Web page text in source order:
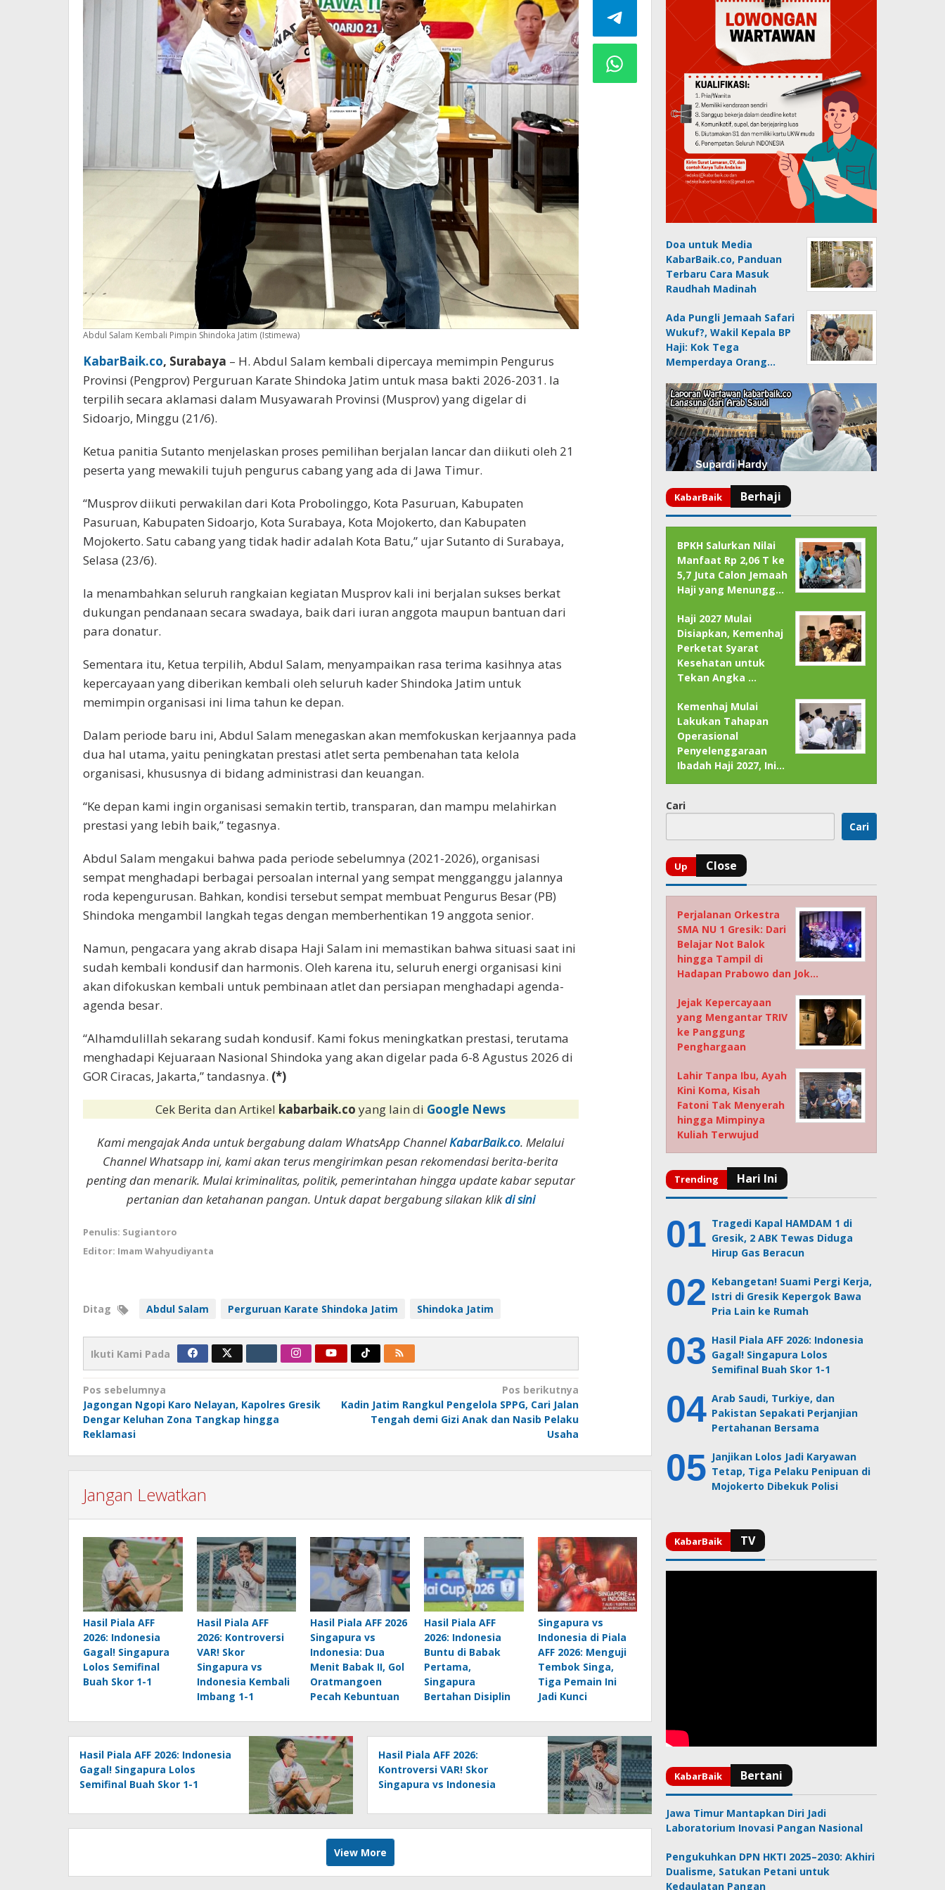
Abdul Salam Kembali Pimpin Shindoka Jatim (Istimewa)
KabarBaik.co, Surabaya – H. Abdul Salam kembali dipercaya memimpin Pengurus
Provinsi (Pengprov) Perguruan Karate Shindoka Jatim untuk masa bakti 2026-2031. Ia
terpilih secara aklamasi dalam Musyawarah Provinsi (Musprov) yang digelar di
Sidoarjo, Minggu (21/6).
Ketua panitia Sutanto menjelaskan proses pemilihan berjalan lancar dan diikuti oleh 21
peserta yang mewakili tujuh pengurus cabang yang ada di Jawa Timur.
“Musprov diikuti perwakilan dari Kota Probolinggo, Kota Pasuruan, Kabupaten
Pasuruan, Kabupaten Sidoarjo, Kota Surabaya, Kota Mojokerto, dan Kabupaten
Mojokerto. Satu cabang yang tidak hadir adalah Kota Batu,” ujar Sutanto di Surabaya,
Selasa (23/6).
Ia menambahkan seluruh rangkaian kegiatan Musprov kali ini berjalan sukses berkat
dukungan pendanaan secara swadaya, baik dari iuran anggota maupun bantuan dari
para donatur.
Sementara itu, Ketua terpilih, Abdul Salam, menyampaikan rasa terima kasihnya atas
kepercayaan yang diberikan kembali oleh seluruh kader Shindoka Jatim untuk
memimpin organisasi ini lima tahun ke depan.
Dalam periode baru ini, Abdul Salam menegaskan akan memfokuskan kerjaannya pada
dua hal utama, yaitu peningkatan prestasi atlet serta pembenahan tata kelola
organisasi, khususnya di bidang administrasi dan keuangan.
“Ke depan kami ingin organisasi semakin tertib, transparan, dan mampu melahirkan
prestasi yang lebih baik,” tegasnya.
Abdul Salam mengakui bahwa pada periode sebelumnya (2021-2026), organisasi
sempat menghadapi berbagai persoalan internal yang sempat mengganggu jalannya
roda kepengurusan. Bahkan, kondisi tersebut sempat membuat Pengurus Besar (PB)
Shindoka mengambil langkah tegas dengan memberhentikan 19 anggota senior.
Namun, pengacara yang akrab disapa Haji Salam ini memastikan bahwa situasi saat ini
sudah kembali kondusif dan harmonis. Oleh karena itu, seluruh energi organisasi kini
akan difokuskan kembali untuk pembinaan atlet dan persiapan menghadapi agenda-
agenda besar.
“Alhamdulillah sekarang sudah kondusif. Kami fokus meningkatkan prestasi, terutama
menghadapi Kejuaraan Nasional Shindoka yang akan digelar pada 6-8 Agustus 2026 di
GOR Ciracas, Jakarta,” tandasnya. (*)
Cek Berita dan Artikel kabarbaik.coyang lain di Google News
Kami mengajak Anda untuk bergabung dalam WhatsApp ChannelKabarBaik.co. Melalui
Channel Whatsapp ini, kami akan terus mengirimkan pesan rekomendasi berita-berita
penting dan menarik. Mulai kriminalitas, politik, pemerintahan hingga update kabar seputar
pertanian dan ketahanan pangan. Untuk dapat bergabung silakan klikdi sini
Penulis: Sugiantoro
Editor: Imam Wahyudiyanta
Ditag Abdul Salam Perguruan Karate Shindoka Jatim Shindoka Jatim
Ikuti Kami Pada
Navigasi
pos
Pos sebelumnya
Jagongan Ngopi Karo Nelayan, Kapolres Gresik
Dengar Keluhan Zona Tangkap hingga
Reklamasi
Pos berikutnya
Kadin Jatim Rangkul Pengelola SPPG, Cari Jalan
Tengah demi Gizi Anak dan Nasib Pelaku
Usaha
Jangan Lewatkan
Hasil Piala AFF
2026: Indonesia
Gagal! Singapura
Lolos Semifinal
Buah Skor 1-1
Hasil Piala AFF
2026: Kontroversi
VAR! Skor
Singapura vs
Indonesia Kembali
Imbang 1-1
Hasil Piala AFF 2026
Singapura vs
Indonesia: Dua
Menit Babak II, Gol
Oratmangoen
Pecah Kebuntuan
Hasil Piala AFF
2026: Indonesia
Buntu di Babak
Pertama,
Singapura
Bertahan Disiplin
Singapura vs
Indonesia di Piala
AFF 2026: Menguji
Tembok Singa,
Tiga Pemain Ini
Jadi Kunci
Hasil Piala AFF 2026: Indonesia
Gagal! Singapura Lolos
Semifinal Buah Skor 1-1
Hasil Piala AFF 2026:
Kontroversi VAR! Skor
Singapura vs Indonesia
View More
Doa untuk Media
KabarBaik.co, Panduan
Terbaru Cara Masuk
Raudhah Madinah
Ada Pungli Jemaah Safari
Wukuf?, Wakil Kepala BP
Haji: Kok Tega
Memperdaya Orang…
BPKH Salurkan Nilai
Manfaat Rp 2,06 T ke
5,7 Juta Calon Jemaah
Haji yang Menungg…
Haji 2027 Mulai
Disiapkan, Kemenhaj
Perketat Syarat
Kesehatan untuk
Tekan Angka …
Kemenhaj Mulai
Lakukan Tahapan
Operasional
Penyelenggaraan
Ibadah Haji 2027, Ini…
Cari
Cari
Perjalanan Orkestra
SMA NU 1 Gresik: Dari
Belajar Not Balok
hingga Tampil di
Hadapan Prabowo dan Jok…
Jejak Kepercayaan
yang Mengantar TRIV
ke Panggung
Penghargaan
Lahir Tanpa Ibu, Ayah
Kini Koma, Kisah
Fatoni Tak Menyerah
hingga Mimpinya
Kuliah Terwujud
Tragedi Kapal HAMDAM 1 di
Gresik, 2 ABK Tewas Diduga
Hirup Gas Beracun
Kebangetan! Suami Pergi Kerja,
Istri di Gresik Kepergok Bawa
Pria Lain ke Rumah
Hasil Piala AFF 2026: Indonesia
Gagal! Singapura Lolos
Semifinal Buah Skor 1-1
Arab Saudi, Turkiye, dan
Pakistan Sepakati Perjanjian
Pertahanan Bersama
Janjikan Lolos Jadi Karyawan
Tetap, Tiga Pelaku Penipuan di
Mojokerto Dibekuk Polisi
Jawa Timur Mantapkan Diri Jadi
Laboratorium Inovasi Pangan Nasional
Pengukuhkan DPN HKTI 2025–2030: Akhiri
Dualisme, Satukan Petani untuk
Kedaulatan Pangan